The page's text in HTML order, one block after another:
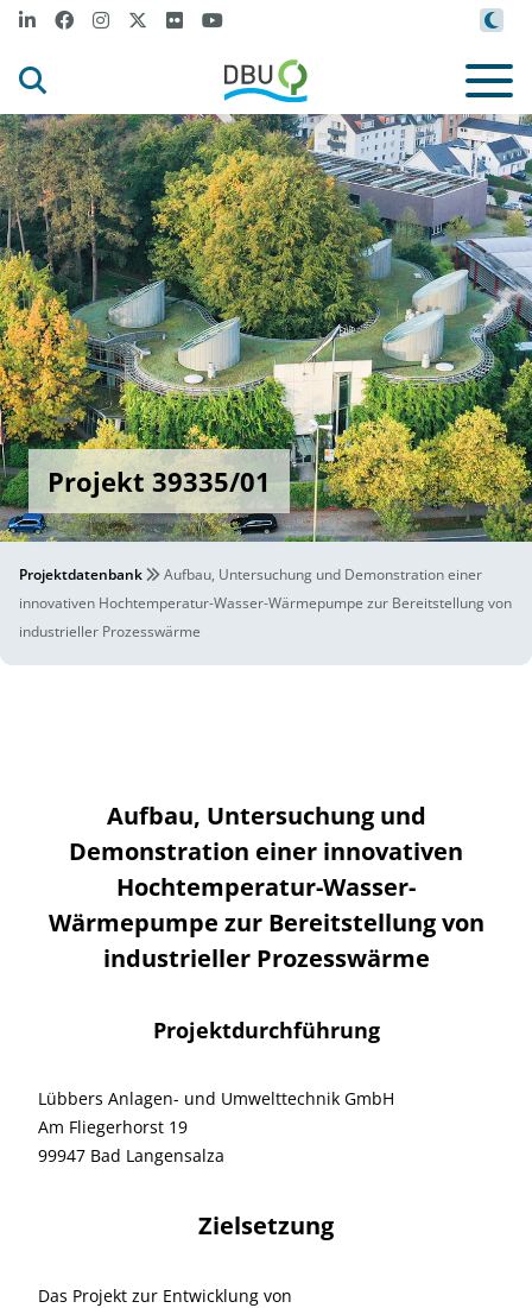
Projekt 39335/01
Projektdatenbank
Aufbau, Untersuchung und Demonstration einer
innovativen Hochtemperatur-Wasser-Wärmepumpe zur Bereitstellung von
industrieller Prozesswärme
Aufbau, Untersuchung und
Demonstration einer innovativen
Hochtemperatur-Wasser-
Wärmepumpe zur Bereitstellung von
industrieller Prozesswärme
Projektdurchführung
Lübbers Anlagen- und Umwelttechnik GmbH
Am Fliegerhorst 19
99947 Bad Langensalza
Zielsetzung
Das Projekt zur Entwicklung von